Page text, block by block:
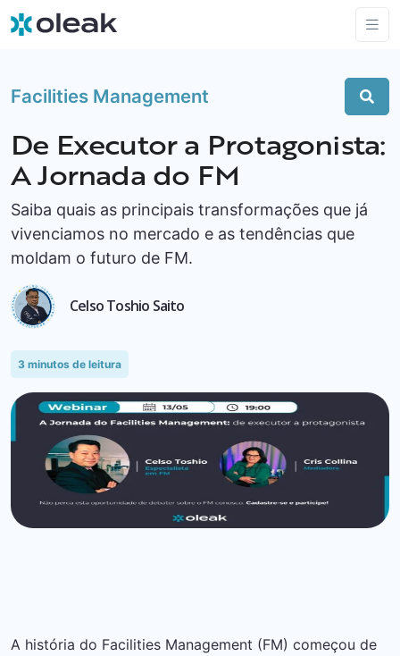
Facilities Management
De Executor a Protagonista:
A Jornada do FM
Saiba quais as principais transformações que já
vivenciamos no mercado e as tendências que
moldam o futuro de FM.
Celso Toshio Saito
3 minutos de leitura
A história do Facilities Management (FM) começou de